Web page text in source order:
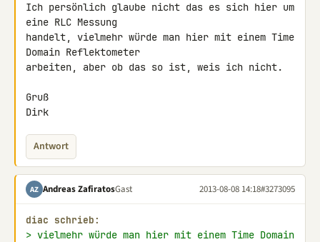
Ich persönlich glaube nicht das es sich hier um
eine RLC Messung
handelt, vielmehr würde man hier mit einem Time
Domain Reflektometer
arbeiten, aber ob das so ist, weis ich nicht.
Gruß
Dirk
Antwort
AZ Andreas ZafiratosGast 2013-08-08 14:18#3273095
diac schrieb:
> vielmehr würde man hier mit einem Time Domain